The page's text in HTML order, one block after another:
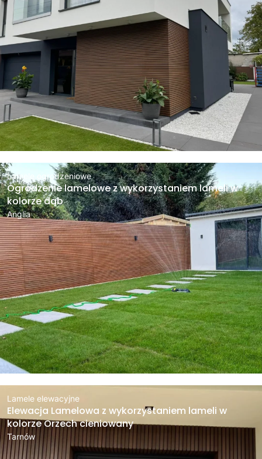
Lamele ogrodzeniowe
Ogrodzenie lamelowe z wykorzystaniem lameli w
kolorze dąb
Anglia
Lamele elewacyjne
Elewacja Lamelowa z wykorzystaniem lameli w
kolorze Orzech cieniowany
Tarnów